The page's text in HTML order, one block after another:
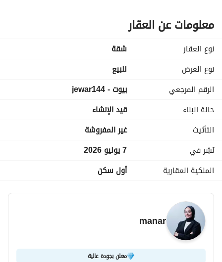
الحى الرابع شارع الصحبجية امام الحديقه العامه
بجوار مستشفى الجامعه وشارع 100
شقتك ناصية على فيو مفتوح و شارع الصحبجية
بمساحة 144 متر
تقسيمة مريحة ريسبشن 3 قطع و 2 تراس و 3 غرف و 2 حمام
•20% على تلات سنين
استلام خلال تلات سنين
معلومات عن العقار
نوع العقار
شقة
نوع العرض
للبيع
الرقم المرجعي
بيوت - jewar144
حالة البناء
قيد الإنشاء
التأثيث
غير المفروشة
نُشِر في
7 يوليو 2026
الملكية العقارية
أول سكن
manar
معلن بجودة عالية